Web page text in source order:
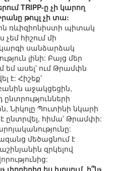
TRIPP-ը չի կարող
թույլ չի տա:
ռևիզիոնիստի պիտակ
չեմ հիշում մի
կարգի սանձարձակ
լինի: Բայց մեր
եմ ասել՝ ում Թրամփն
է: Հիշեք՝
աջակցեցին,
Նիկոլը Պուտինի նկարի
ընտրվել, հիմա՝ Թրամփի:
մեծացնում է
զրկելով